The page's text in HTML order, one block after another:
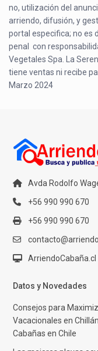
no, utilización del
arriendo, difusión, y
portal especifica; no es
penal con
Vegetales Spa. La
tiene ventas ni recibe
Marzo 2024
Avda Rodolfo
+56 990 990 670
+56 990 990 670
ArriendoCabaña.cl
Datos y Novedades
Consejos para
Vacacionales en
Cabañas en Chile